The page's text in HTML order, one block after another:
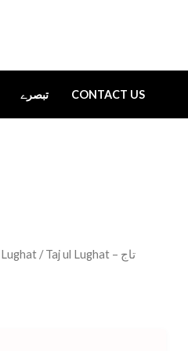
تبصرے CONTACT US
Lughat / Taj ul Lughat – تاج